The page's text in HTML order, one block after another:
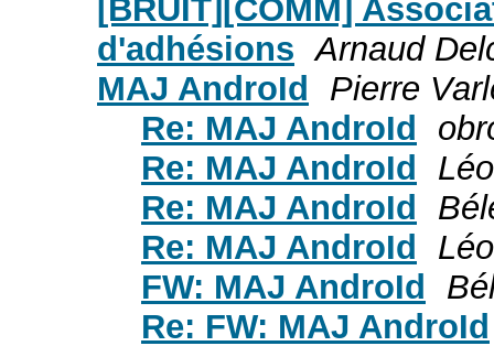
[BRUIT][COMM]
d'adhésions Arnaud
MAJ AndroId
Pierre
Re: MAJ AndroId
Re: MAJ AndroId
Re: MAJ AndroId
Re: MAJ AndroId
FW: MAJ AndroId
Re: FW: MAJ AndroId